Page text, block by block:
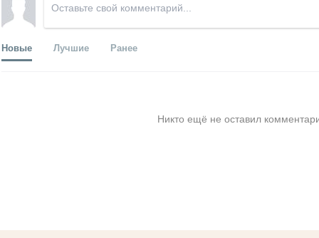
Новые Лучшие Ранее
Никто ещё не оставил